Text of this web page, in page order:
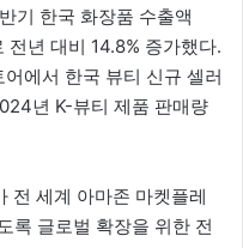
기 한국 화장품 수출액
년 대비 14.8% 증가했다.
에서 한국 뷰티 신규 셀러
년 K-뷰티 제품 판매량
전 세계 아마존 마켓플레
록 글로벌 확장을 위한 전